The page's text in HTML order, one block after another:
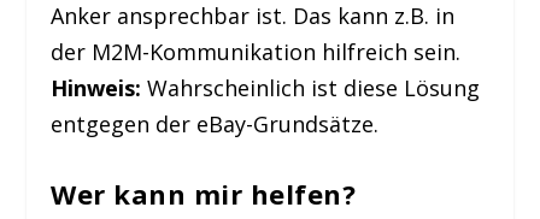
Anker ansprechbar ist. Das kann z.B. in
der M2M-Kommunikation hilfreich sein.
Hinweis: Wahrscheinlich ist diese Lösung
entgegen der eBay-Grundsätze.
Wer kann mir helfen?